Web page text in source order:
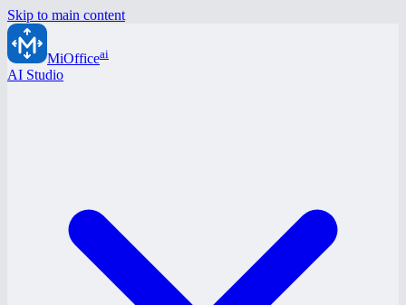
Skip to main content
MiOfficeai
AI Studio